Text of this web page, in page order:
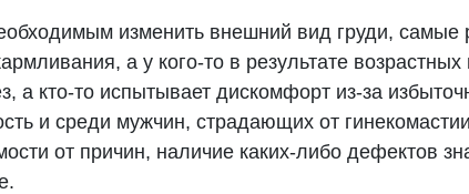
изменить внешний вид груди, самые
а у кого-то в результате
кто-то испытывает дискомфорт из-за
и среди мужчин, страдающих от
от причин, наличие каких-либо дефектов